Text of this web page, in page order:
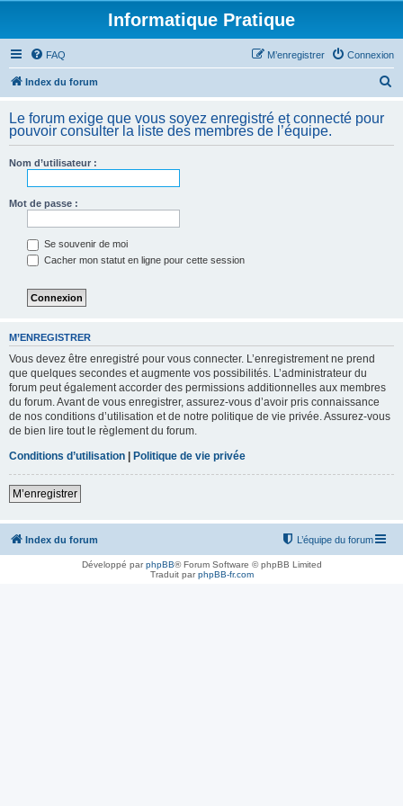
Informatique Pratique
FAQ Connexion
M’enregistrer
Index du forum
h
Le forum exige que vous soyez enregistré et connecté pour
pouvoir consulter la liste des membres de l’équipe.
Nom d’utilisateur :
Mot de passe :
Se souvenir de moi
Cacher mon statut en ligne pour cette session
M’ENREGISTRER
Vous devez être enregistré pour vous connecter. L’enregistrement ne prend
que quelques secondes et augmente vos possibilités. L’administrateur du
forum peut également accorder des permissions additionnelles aux membres
du forum. Avant de vous enregistrer, assurez-vous d’avoir pris connaissance
de nos conditions d’utilisation et de notre politique de vie privée. Assurez-vous
de bien lire tout le règlement du forum.
Conditions d’utilisation | Politique de vie privée
M’enregistrer
Index du forum L’équipe du forum
Développé parphpBB® Forum Software © phpBB Limited
Traduit parphpBB-fr.com